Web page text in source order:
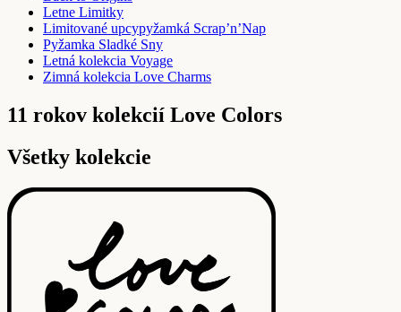
Letne Limitky
Limitované upcypyžamká Scrap’n’Nap
Pyžamka Sladké Sny
Letná kolekcia Voyage
Zimná kolekcia Love Charms
11 rokov kolekcií Love Colors
Všetky kolekcie